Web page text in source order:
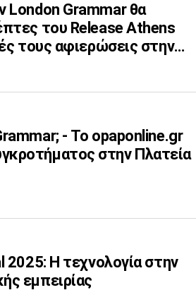
London Grammar θα
του Release Athens
τους αφιερώσεις στην
- Το opaponline.gr
στην Πλατεία
Η τεχνολογία στην
εμπειρίας